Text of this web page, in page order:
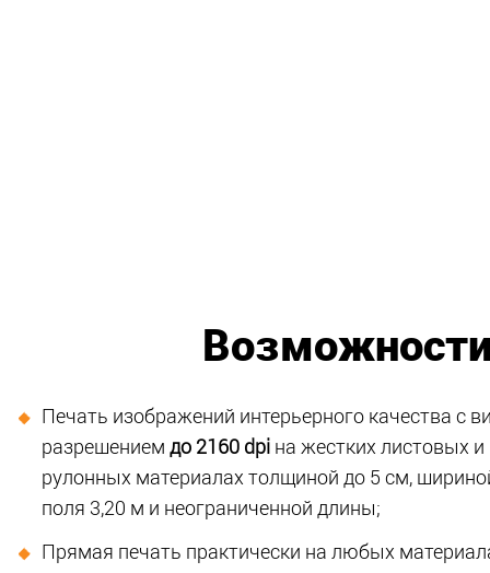
Печать изображений интерьерного качества с
разрешением до 2160 dpi на жестких листовых и
рулонных материалах толщиной до 5 см,
поля 3,20 м и неограниченной длины;
Прямая печать практически на любых